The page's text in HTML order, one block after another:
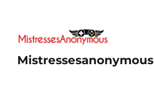
Mistressesanonymous